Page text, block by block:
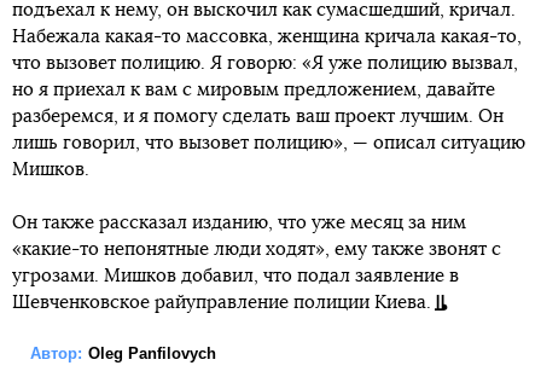
подъехал к нему, он выскочил как сумасшедший, кричал.
Набежала какая-то массовка, женщина кричала какая-то,
что вызовет полицию. Я говорю: «Я уже полицию вызвал,
но я приехал к вам с мировым предложением, давайте
разберемся, и я помогу сделать ваш проект лучшим. Он
лишь говорил, что вызовет полицию», — описал ситуацию
Мишков.
Он также рассказал изданию, что уже месяц за ним
«какие-то непонятные люди ходят», ему также звонят с
угрозами. Мишков добавил, что подал заявление в
Шевченковское райуправление полиции Киева.
Автор: Oleg Panfilovych